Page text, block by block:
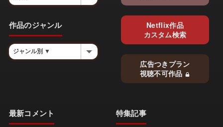
作品のジャンル
Netflix作品
カスタム検索
広告つきプラン
視聴不可作品
最新コメント 特集記事